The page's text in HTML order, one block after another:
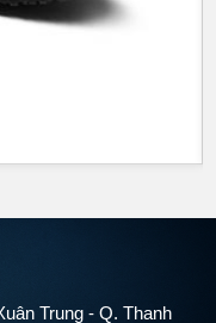
Trung - Q. Thanh